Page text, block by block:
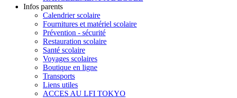
Infos parents
Calendrier scolaire
Fournitures et matériel scolaire
Prévention - sécurité
Restauration scolaire
Santé scolaire
Voyages scolaires
Boutique en ligne
Transports
Liens utiles
ACCES AU LFI TOKYO